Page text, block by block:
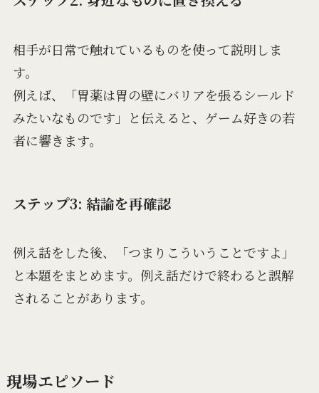
相手が日常で触れているものを使って説明しま
す。
例えば、「胃薬は胃の壁にバリアを張るシールド
みたいなものです」と伝えると、ゲーム好きの若
者に響きます。
ステップ3: 結論を再確認
例え話をした後、「つまりこういうことですよ」
と本題をまとめます。例え話だけで終わると誤解
されることがあります。
現場エピソード